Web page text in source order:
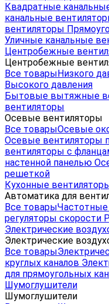
Квадратные
канальные
вентиляторы
Уличные канальные
Центробежные
Центробежные
Все товарыНизкого
Высокого давления
Бытовые вытяжные
вентиляторы
Осевые вентиляторы
Все товарыОсевые
Осевые
вентиляторы с
настенной панелью
решеткой
Кухонные
Автоматика для
Все товарыЧастотные
регуляторы скорости
Электрические
Электрические
Все товары
круглых каналов
для прямоугольных
Шумоглушители
Шумоглушители